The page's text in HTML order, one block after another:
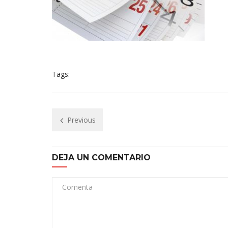
Tags:
Previous
DEJA UN COMENTARIO
Comenta